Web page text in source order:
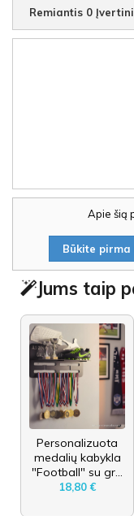
Remiantis 0
Apie šią
Būkite
Jums taip
Personalizuota
medalių kabykla
"Football" su gr...
18,80 €